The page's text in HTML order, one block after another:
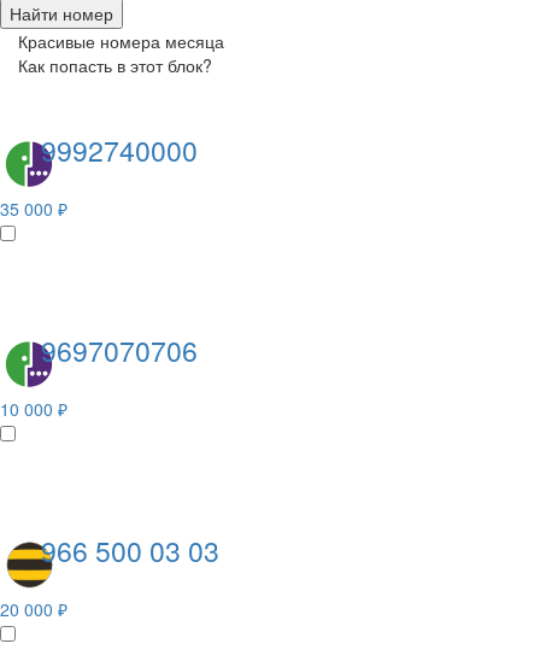
Найти номер
Красивые номера месяца
Как попасть в этот блок?
9992740000
35 000 ₽
9697070706
10 000 ₽
966 500 03 03
20 000 ₽